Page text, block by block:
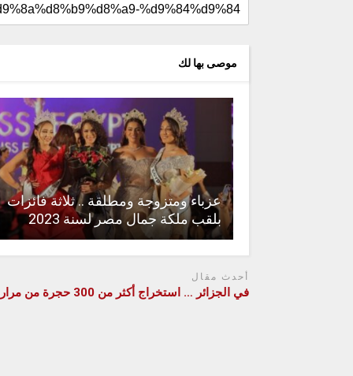
موصى بها لك
عزباء ومتزوجة ومطلقة .. ثلاثة فائزات
بلقب ملكة جمال مصر لسنة 2023
أحدث مقال
في الجزائر … استخراج أكثر من 300 حجرة من مرارة سيدة